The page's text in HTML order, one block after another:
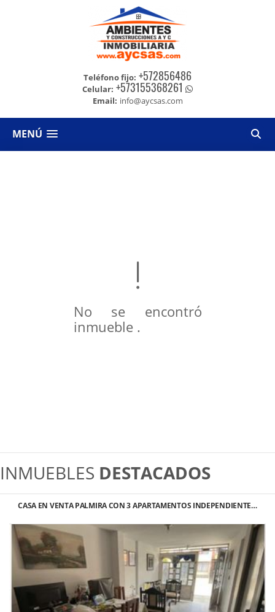
Teléfono fijo: +572856486
Celular: +573155368261
Email: info@aycsas.com
MENÚ
No se encontró
inmueble .
INMUEBLES DESTACADOS
CASA EN VENTA PALMIRA CON 3 APARTAMENTOS INDEPENDIENTE…